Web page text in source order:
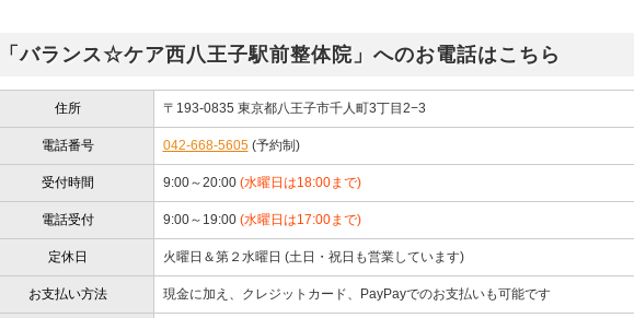
「バランス☆ケア西八王子駅前整体院」へのお電話はこちら
住所 〒193-0835 東京都八王子市千人町3丁目2−3
電話番号 042-668-5605(予約制)
受付時間 9:00～20:00 (水曜日は18:00まで)
電話受付 9:00～19:00 (水曜日は17:00まで)
定休日 火曜日＆第２水曜日 (土日・祝日も営業しています)
お支払い方法 現金に加え、クレジットカード、PayPayでのお支払いも可能です